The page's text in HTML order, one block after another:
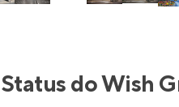
Status doWish